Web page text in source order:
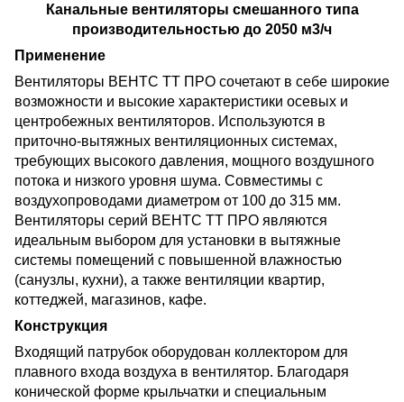
Канальные вентиляторы смешанного типа
производительностью до 2050 м3/ч
Применение
Вентиляторы ВЕНТС ТТ ПРО сочетают в себе широкие
возможности и высокие характеристики осевых и
центробежных вентиляторов. Используются в
приточно-вытяжных вентиляционных системах,
требующих высокого давления, мощного воздушного
потока и низкого уровня шума. Совместимы с
воздухопроводами диаметром от 100 до 315 мм.
Вентиляторы серий ВЕНТС ТТ ПРО являются
идеальным выбором для установки в вытяжные
системы помещений с повышенной влажностью
(санузлы, кухни), а также вентиляции квартир,
коттеджей, магазинов, кафе.
Конструкция
Входящий патрубок оборудован коллектором для
плавного входа воздуха в вентилятор. Благодаря
конической форме крыльчатки и специальным